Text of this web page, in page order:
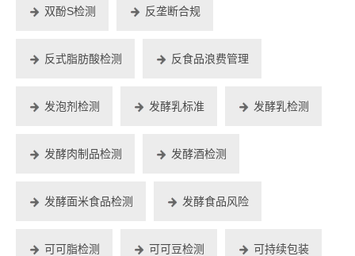
双酚S检测 反垄断合规
反式脂肪酸检测 反食品浪费管理
发泡剂检测 发酵乳标准 发酵乳检测
发酵肉制品检测 发酵酒检测
发酵面米食品检测 发酵食品风险
可可脂检测 可可豆检测 可持续包装